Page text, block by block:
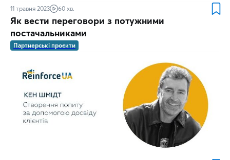
11 травня 2023 60 хв.
Як вести переговори з потужними
постачальниками
Партнерські проєкти